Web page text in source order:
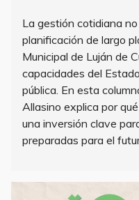
La gestión cotidiana
planificación de largo
Municipal de Luján de
capacidades del
pública. En esta
Allasino explica por
una inversión clave
preparadas para el